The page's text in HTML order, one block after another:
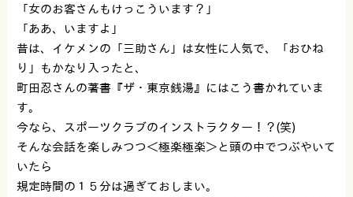
「女のお客さんもけっこういます？」
「ああ、いますよ」
昔は、イケメンの「三助さん」は女性に人気で、「おひね
り」もかなり入ったと、
町田忍さんの著書『ザ・東京銭湯』にはこう書かれていま
す。
今なら、スポーツクラブのインストラクター！？(笑)
そんな会話を楽しみつつ＜極楽極楽＞と頭の中でつぶやいて
いたら
規定時間の１５分は過ぎておしまい。